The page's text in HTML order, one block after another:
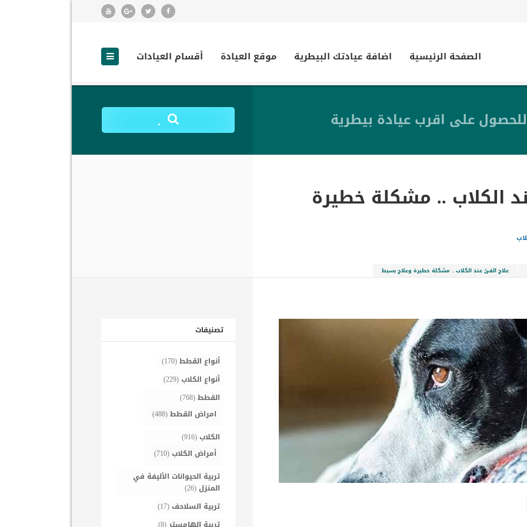
الصفحة الرئيسية اضافة عيادتك البيطرية موقع العيادة أقسام العيادات
للحصول على اقرب عيادة بيطرية .
الكلاب .. مشكلة خطيرة
علاج القئ عند الكلاب .. مشكلة خطيرة وعلاج بسيط
تصنيفات
أنواع القطط(170)
أنواع الكلاب(229)
القطط(768)
امراض القطط(488)
الكلاب(916)
أمراض الكلاب(710)
تربية الحيوانات الأليفة في
المنزل(26)
تربية السلاحف(17)